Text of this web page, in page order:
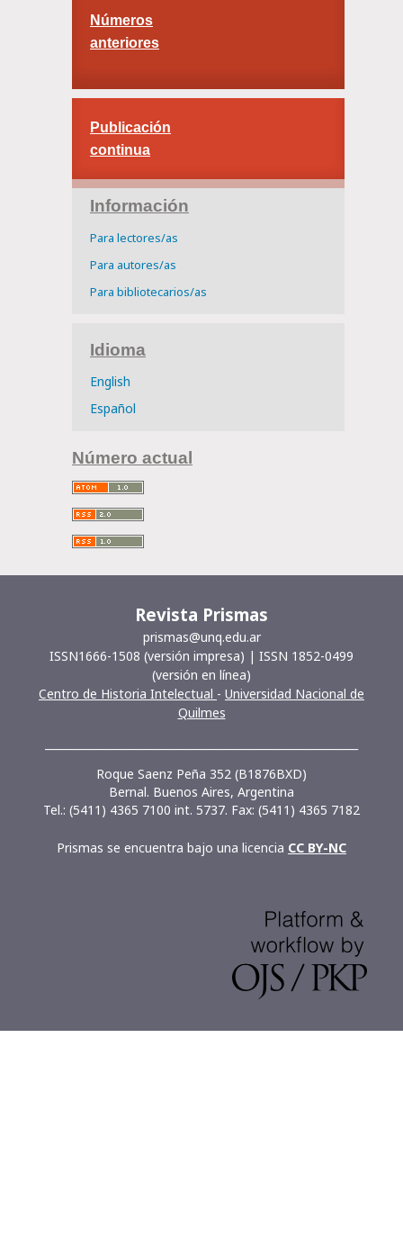
Números
anteriores
Publicación
continua
Información
Para lectores/as
Para autores/as
Para bibliotecarios/as
Idioma
English
Español
Número actual
Revista Prismas
prismas@unq.edu.ar
ISSN1666-1508 (versión impresa) | ISSN 1852-0499
(versión en línea)
Centro de Historia Intelectual - Universidad Nacional de
Quilmes
Roque Saenz Peña 352 (B1876BXD)
Bernal. Buenos Aires, Argentina
Tel.: (5411) 4365 7100 int. 5737. Fax: (5411) 4365 7182
Prismas se encuentra bajo una licencia CC BY-NC